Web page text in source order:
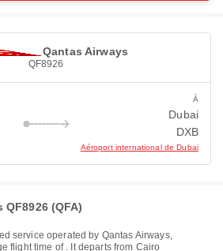
Qantas Airways
QF8926
À
Dubai
DXB
Aéroport international de Dubai
(QFA)
service operated by Qantas Airways,
flight time of . It departs from Cairo